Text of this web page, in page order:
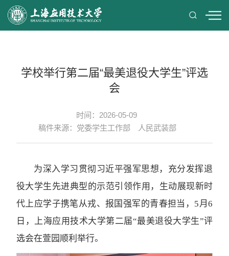
学校举行第二届“最美退役大学生”评选
会
时间：2026-05-09
稿件来源：党委学生工作部 人民武装部
为深入学习贯彻习近平强军思想，充分发挥退
役大学生先进典型的示范引领作用，生动展现新时
代上应学子携笔从戎、报国强军的青春担当，5月6
日，上海应用技术大学第二届“最美退役大学生”评
选会在萱园顺利举行。